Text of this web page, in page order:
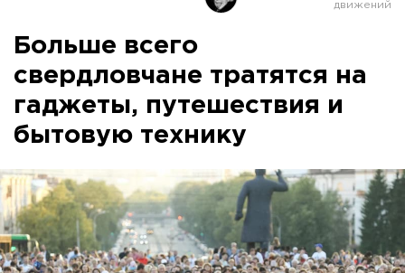
Оренбург
Больше всего
свердловчане тратятся на
гаджеты, путешествия и
бытовую технику